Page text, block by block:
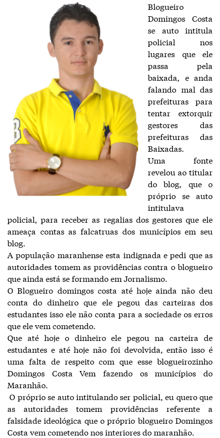
Blogueiro
Domingos Costa
se auto intitula
policial nos
lugares que ele
passa pela
baixada, e anda
falando mal das
prefeituras para
tentar extorquir
gestores das
prefeituras das
Baixadas.
Uma fonte
revelou ao titular
do blog, que o
próprio se auto
intitulava
policial, para receber as regalias dos gestores que ele
ameaça contas as falcatruas dos municípios em seu
blog.
A população maranhense esta indignada e pedi que as
autoridades tomem as providências contra o blogueiro
que ainda está se formando em Jornalismo.
O Blogueiro domingos costa até hoje ainda não deu
conta do dinheiro que ele pegou das carteiras dos
estudantes isso ele não conta para a sociedade os erros
que ele vem cometendo.
Que até hoje o dinheiro ele pegou na carteira de
estudantes e até hoje não foi devolvida, então isso é
uma falta de respeito com que esse blogueirozinho
Domingos Costa Vem fazendo os municípios do
Maranhão.
O próprio se auto intitulando ser policial, eu quero que
as autoridades tomem providências referente a
falsidade ideológica que o próprio blogueiro Domingos
Costa vem cometendo nos interiores do maranhão.